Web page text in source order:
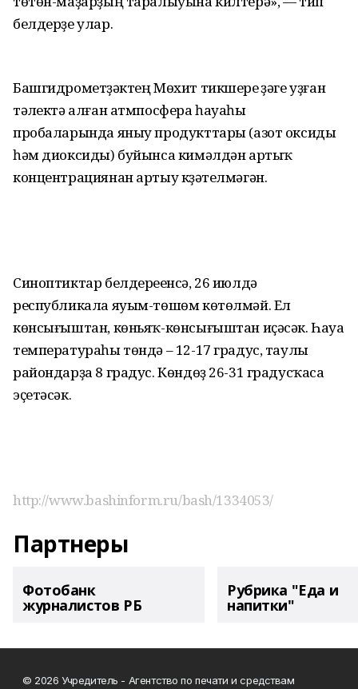
белдерҙе улар.
Башгидрометүҙәктең Мөхит тикшереү үҙәге уҙған
тәүлектә алған атмпосфера һауаһы
пробаларында яныу продукттары (азот оксиды
һәм диоксиды) буйынса кимәлдән артыҡ
концентрациянан артыу күҙәтелмәгән.
Синоптиктар белдереүенсә, 26 июлдә
республикала яуым-төшөм көтөлмәй. Ел
көнсығыштан, көньяҡ-көнсығыштан иҫәсәк. Һауа
температураһы төндә – 12-17 градус, таулы
райондарҙа 8 градус. Көндөҙ 26-31 градусҡаса
эҫетәсәк.
http://www.bashinform.ru/bash/1334053/
Партнеры
Фотобанк
журналистов РБ
Рубрика "Еда и
напитки"
© 2026 Учредитель - Агентство по печати и средствам